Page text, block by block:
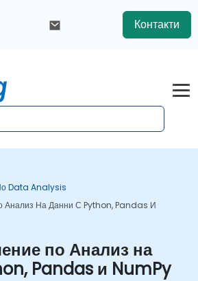
Контакти
Data Analysis
Анализ На Данни С Python, Pandas И
по Анализ на
Pandas и NumPy